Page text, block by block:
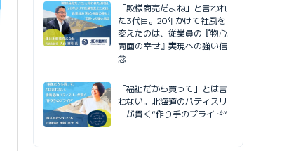
「殿様商売だよね」と言われ
た3代目。20年かけて社風を
変えたのは、従業員の『物心
両面の幸せ』実現への強い信
念
「福祉だから買って」とは言
わない。北海道のパティスリ
ーが貫く“作り手のプライド”